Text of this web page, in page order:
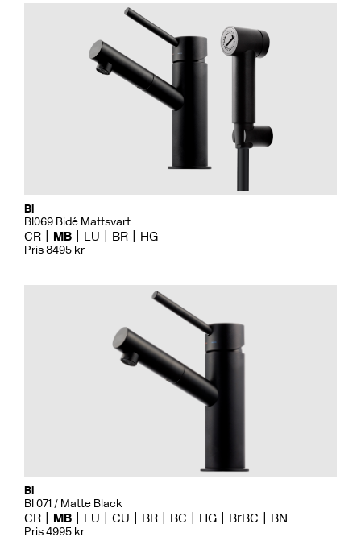
Bi
BI069 Bidé Mattsvart
CR MB LU BR HG
Pris 8495 kr
Bi
BI 071 / Matte Black
CR MB LU CU BR BC HG BrBC BN
Pris 4995 kr